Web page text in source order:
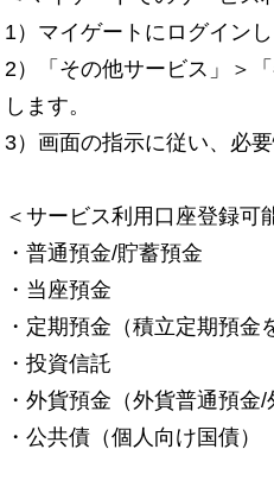
1）マイゲートにログインし
2）「その他サービス」＞
します。
3）画面の指示に従い、必
＜サービス利用口座登録可
・普通預金/貯蓄預金
・当座預金
・定期預金（積立定期預金
・投資信託
・外貨預金（外貨普通預金/
・公共債（個人向け国債）